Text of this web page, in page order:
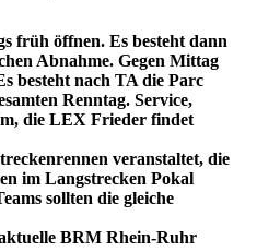
früh öffnen. Es besteht dann
Abnahme. Gegen Mittag
besteht nach TA die Parc
Renntag. Service,
die LEX Frieder findet
veranstaltet, die
im Langstrecken Pokal
sollten die gleiche
BRM Rhein-Ruhr